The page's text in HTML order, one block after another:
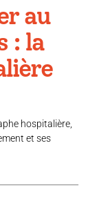
au
: la
hospitalière,
et ses